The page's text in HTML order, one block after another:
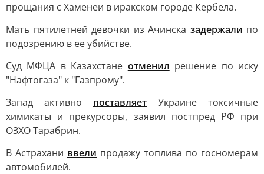
прощания с Хаменеи в иракском городе Кербела.
Мать пятилетней девочки из Ачинска задержали по
подозрению в ее убийстве.
Суд МФЦА в Казахстане отменил решение по иску
"Нафтогаза" к "Газпрому".
Запад активно поставляет Украине токсичные
химикаты и прекурсоры, заявил постпред РФ при
ОЗХО Тарабрин.
В Астрахани ввели продажу топлива по госномерам
автомобилей.